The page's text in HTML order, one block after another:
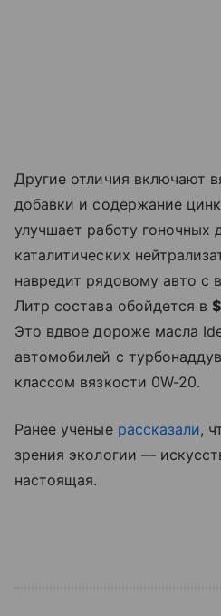
Другие отличия включают
добавки и содержание
улучшает работу гоночных
каталитических
навредит рядовому авто с
Литр состава обойдется в
Это вдвое дороже масла
автомобилей с
классом вязкости 0W-20.
Ранее ученые рассказали,
зрения экологии —
настоящая.